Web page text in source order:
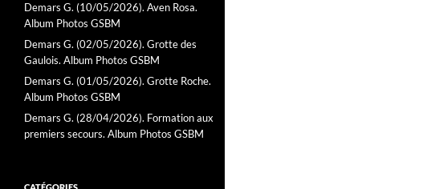
Demars G. (10/05/2026). Aven Rosa.
Album Photos GSBM
Demars G. (02/05/2026). Grotte des
Gaulois. Album Photos GSBM
Demars G. (01/05/2026). Grotte Roche.
Album Photos GSBM
Demars G. (28/04/2026). Formation aux
premiers secours. Album Photos GSBM